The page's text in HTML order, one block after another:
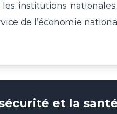
institutions
de l’économie
et la